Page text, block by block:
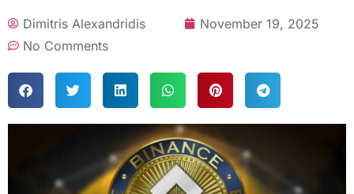
Dimitris Alexandridis
November 19, 2025
No Comments